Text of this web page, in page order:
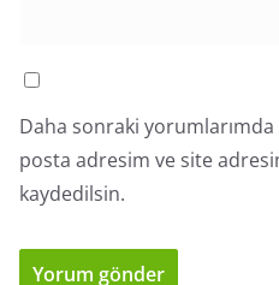
Daha sonraki yorumlarımda
posta adresim ve site
kaydedilsin.